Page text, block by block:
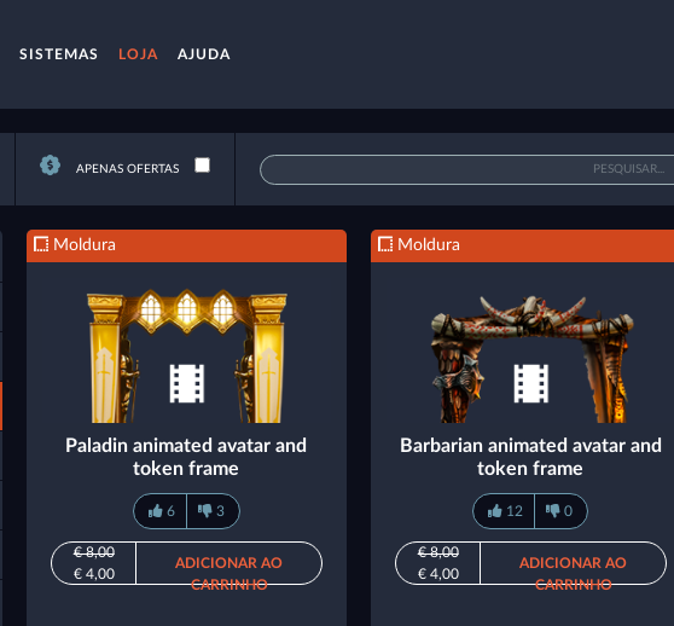
SISTEMAS LOJA AJUDA
APENAS OFERTAS
Moldura
Paladin animated avatar and
token frame
6 3
€ 8,00
€ 4,00
ADICIONAR AO
CARRINHO
Moldura
Barbarian animated avatar and
token frame
12 0
€ 8,00
€ 4,00
ADICIONAR AO
CARRINHO